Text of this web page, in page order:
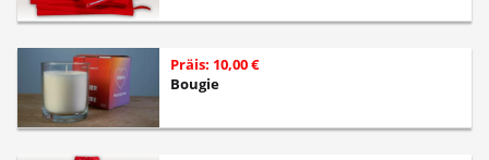
Präis: 10,00 €
Bougie